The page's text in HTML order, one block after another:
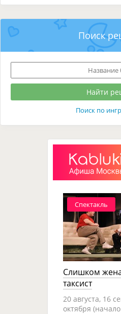
Поиск
Поиск по
Спектакль
Слишком
таксист
20 августа, 16
октября